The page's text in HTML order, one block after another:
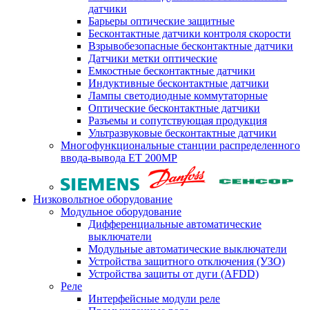
датчики
Барьеры оптические защитные
Бесконтактные датчики контроля скорости
Взрывобезопасные бесконтактные датчики
Датчики метки оптические
Емкостные бесконтактные датчики
Индуктивные бесконтактные датчики
Лампы светодиодные коммутаторные
Оптические бесконтактные датчики
Разъемы и сопутствующая продукция
Ультразвуковые бесконтактные датчики
Многофункциональные станции распределенного
ввода-вывода ET 200MP
Низковольтное оборудование
Модульное оборудование
Дифференциальные автоматические
выключатели
Модульные автоматические выключатели
Устройства защитного отключения (УЗО)
Устройства защиты от дуги (AFDD)
Реле
Интерфейсные модули реле